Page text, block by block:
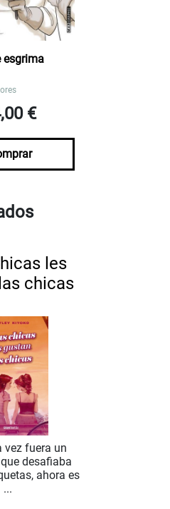
esgrima
€
les
chicas
vez fuera un
desafiaba
ahora es
...